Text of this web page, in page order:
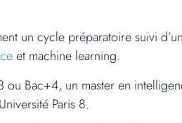
un cycle préparatoire suivi
et machine learning.
Bac+4, un master en
Paris 8.